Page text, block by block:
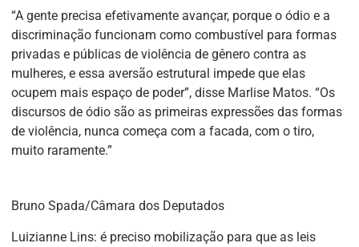
“A gente precisa efetivamente avançar, porque o ódio e a
discriminação funcionam como combustível para formas
privadas e públicas de violência de gênero contra as
mulheres, e essa aversão estrutural impede que elas
ocupem mais espaço de poder”, disse Marlise Matos. “Os
discursos de ódio são as primeiras expressões das formas
de violência, nunca começa com a facada, com o tiro,
muito raramente.”
Bruno Spada/Câmara dos Deputados
Luizianne Lins: é preciso mobilização para que as leis